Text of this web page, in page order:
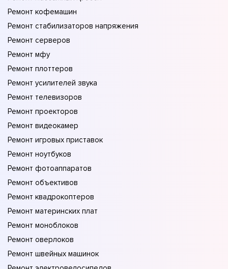
Ремонт кофемашин
Ремонт стабилизаторов напряжения
Ремонт серверов
Ремонт мфу
Ремонт плоттеров
Ремонт усилителей звука
Ремонт телевизоров
Ремонт проекторов
Ремонт видеокамер
Ремонт игровых приставок
Ремонт ноутбуков
Ремонт фотоаппаратов
Ремонт объективов
Ремонт квадрокоптеров
Ремонт материнских плат
Ремонт моноблоков
Ремонт оверлоков
Ремонт швейных машинок